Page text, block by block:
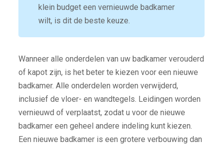
klein budget een vernieuwde badkamer
wilt, is dit de beste keuze.
Wanneer alle onderdelen van uw badkamer verouderd
of kapot zijn, is het beter te kiezen voor een nieuwe
badkamer. Alle onderdelen worden verwijderd,
inclusief de vloer- en wandtegels. Leidingen worden
vernieuwd of verplaatst, zodat u voor de nieuwe
badkamer een geheel andere indeling kunt kiezen.
Een nieuwe badkamer is een grotere verbouwing dan